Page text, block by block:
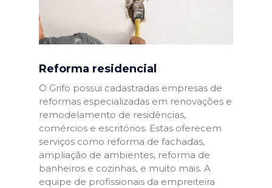
Reforma residencial
O Grifo possui cadastradas empresas de
reformas especializadas em renovações e
remodelamento de residências,
comércios e escritórios. Estas oferecem
serviços como reforma de fachadas,
ampliação de ambientes, reforma de
banheiros e cozinhas, e muito mais. A
equipe de profissionais da empreiteira